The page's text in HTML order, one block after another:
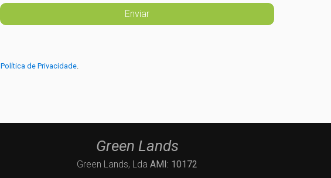
Política de Privacidade.
Green Lands
Green Lands, Lda AMI: 10172